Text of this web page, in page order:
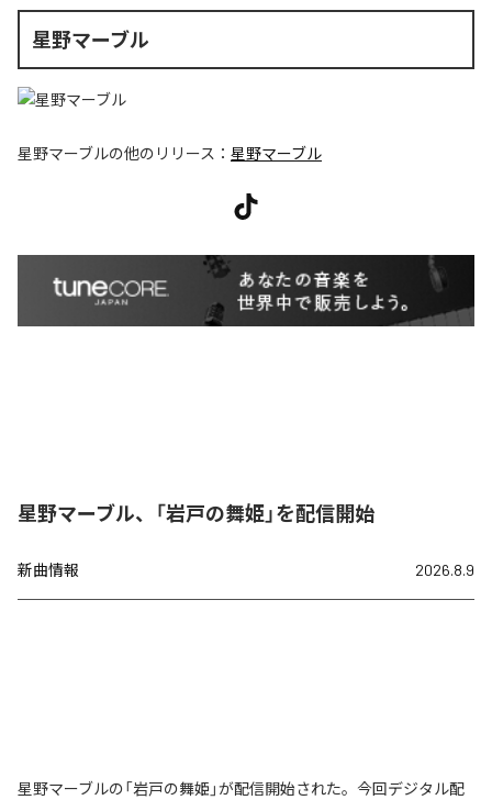
星野マーブル
星野マーブルの他のリリース： 星野マーブル
星野マーブル、「岩戸の舞姫」を配信開始
新曲情報 2026.8.9
星野マーブルの「岩戸の舞姫」が配信開始された。今回デジタル配